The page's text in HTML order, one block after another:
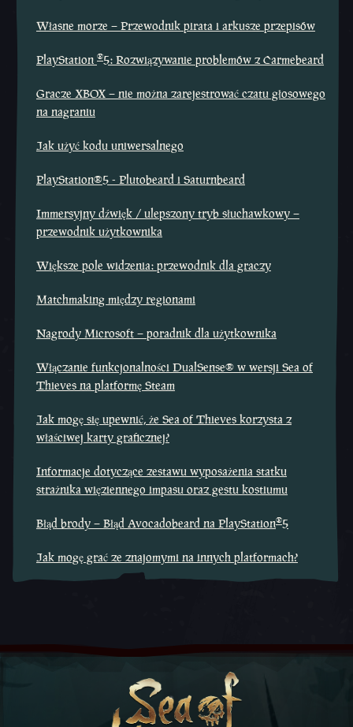
Własne morze – Przewodnik pirata i arkusze przepisów
PlayStation ®5: Rozwiązywanie problemów z Carmebeard
Gracze XBOX – nie można zarejestrować czatu głosowego
na nagraniu
Jak użyć kodu uniwersalnego
PlayStation®5 - Plutobeard i Saturnbeard
Immersyjny dźwięk / ulepszony tryb słuchawkowy –
przewodnik użytkownika
Większe pole widzenia: przewodnik dla graczy
Matchmaking między regionami
Nagrody Microsoft – poradnik dla użytkownika
Włączanie funkcjonalności DualSense® w wersji Sea of
Thieves na platformę Steam
Jak mogę się upewnić, że Sea of Thieves korzysta z
właściwej karty graficznej?
Informacje dotyczące zestawu wyposażenia statku
strażnika więziennego impasu oraz gestu kostiumu
Błąd brody – Błąd Avocadobeard na PlayStation®5
Jak mogę grać ze znajomymi na innych platformach?